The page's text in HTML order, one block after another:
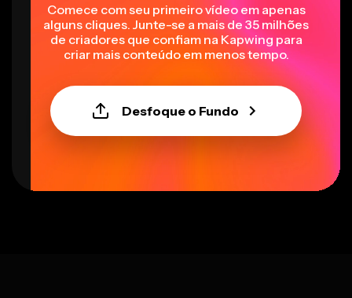
Comece com seu primeiro vídeo em apenas
alguns cliques. Junte-se a mais de 35 milhões
de criadores que confiam na Kapwing para
criar mais conteúdo em menos tempo.
Desfoque o Fundo